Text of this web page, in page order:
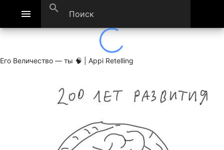
menu search
Его Величество — ты 🧠 | Appi Retelling